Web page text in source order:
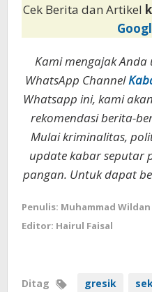
Cek Berita dan Artikel
Kami mengajak
WhatsApp Channel
Whatsapp ini, kami
rekomendasi berita-
Mulai kriminalitas,
update kabar seputar
pangan. Untuk dapat
Penulis: Muhammad
Editor: Hairul Faisal
Ditag gresik